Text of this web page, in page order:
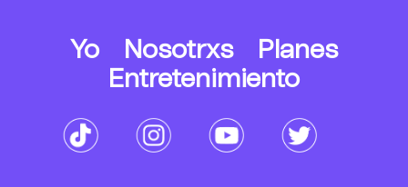
Yo Nosotrxs
Planes
Entretenimiento